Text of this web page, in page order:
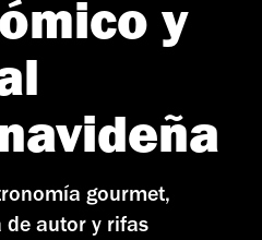
y
gourmet,
de autor y rifas